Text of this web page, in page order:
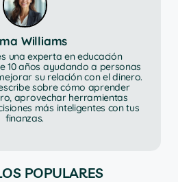
Williams
una experta en educación
10 años ayudando a personas
su relación con el dinero.
escribe sobre cómo aprender
aprovechar herramientas
más inteligentes con tus
finanzas.
POPULARES